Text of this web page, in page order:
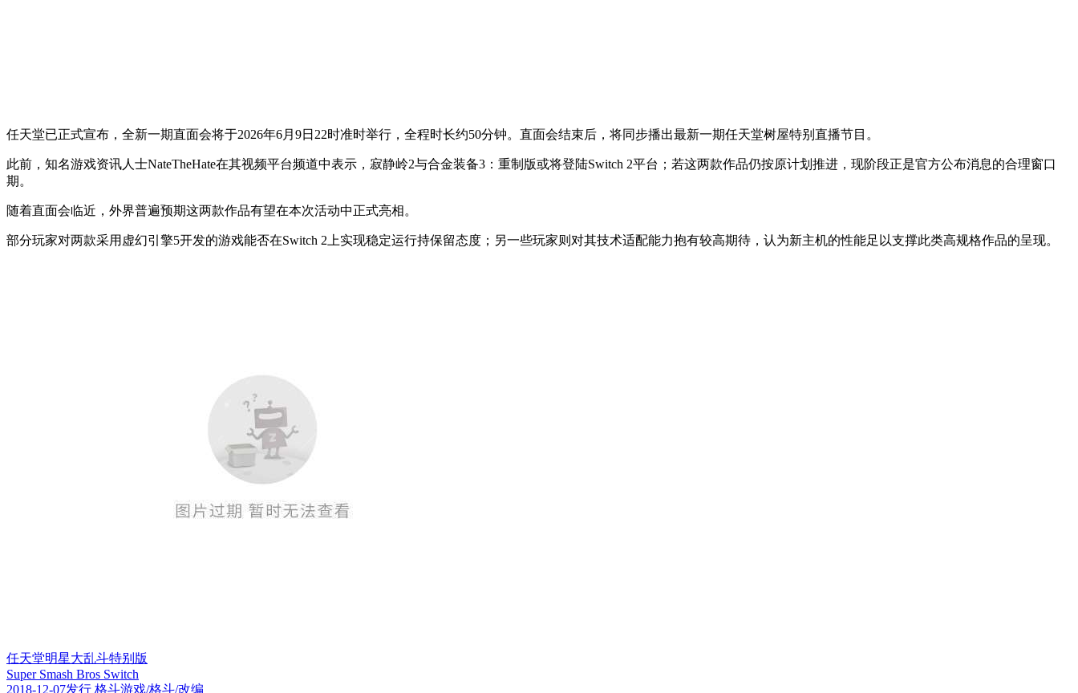
任天堂已正式宣布，全新一期直面会将于2026年6月9日22时准时举行，全程时长约50分钟。直面会结束后，将同步播出最新一期任天堂树屋特别直播节目。
此前，知名游戏资讯人士NateTheHate在其视频平台频道中表示，寂静岭2与合金装备3：重制版或将登陆Switch 2平台；若这两款作品仍按原计划推进，现阶段正是官方公布消息的合理窗口
期。
随着直面会临近，外界普遍预期这两款作品有望在本次活动中正式亮相。
部分玩家对两款采用虚幻引擎5开发的游戏能否在Switch 2上实现稳定运行持保留态度；另一些玩家则对其技术适配能力抱有较高期待，认为新主机的性能足以支撑此类高规格作品的呈现。
任天堂明星大乱斗特别版
Super Smash Bros Switch
2018-12-07发行 格斗游戏/格斗/改编